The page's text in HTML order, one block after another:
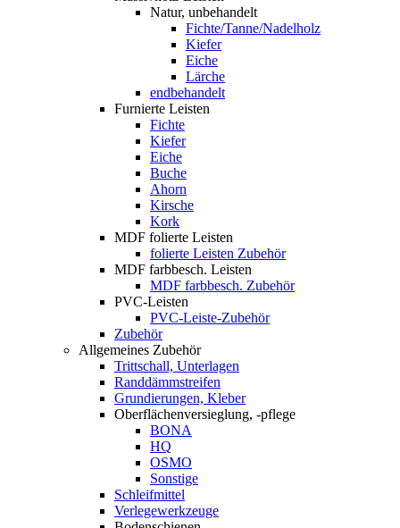
Natur, unbehandelt
Fichte/Tanne/Nadelholz
Kiefer
Eiche
Lärche
endbehandelt
Furnierte Leisten
Fichte
Kiefer
Eiche
Buche
Ahorn
Kirsche
Kork
MDF folierte Leisten
folierte Leisten Zubehör
MDF farbbesch. Leisten
MDF farbbesch. Zubehör
PVC-Leisten
PVC-Leiste-Zubehör
Zubehör
Allgemeines Zubehör
Trittschall, Unterlagen
Randdämmstreifen
Grundierungen, Kleber
Oberflächenversieglung, -pflege
BONA
HQ
OSMO
Sonstige
Schleifmittel
Verlegewerkzeuge